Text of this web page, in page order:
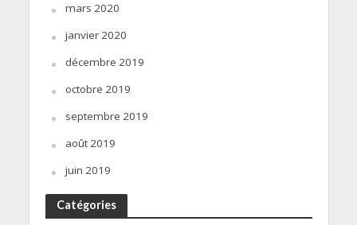
mars 2020
janvier 2020
décembre 2019
octobre 2019
septembre 2019
août 2019
juin 2019
Catégories